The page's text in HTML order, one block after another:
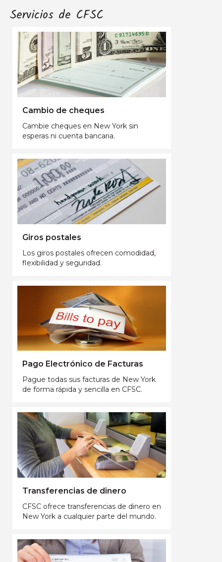
Servicios de CFSC
Cambio de cheques
Cambie cheques en New York sin
esperas ni cuenta bancaria.
Giros postales
Los giros postales ofrecen comodidad,
flexibilidad y seguridad.
Pago Electrónico de Facturas
Pague todas sus facturas de New York
de forma rápida y sencilla en CFSC.
Transferencias de dinero
CFSC ofrece transferencias de dinero en
New York a cualquier parte del mundo.